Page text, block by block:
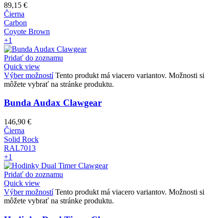
89,15 €
Čierna
Carbon
Coyote Brown
+1
Pridať do zoznamu
Quick view
Výber možností Tento produkt má viacero variantov. Možnosti si
môžete vybrať na stránke produktu.
Bunda Audax Clawgear
146,90 €
Čierna
Solid Rock
RAL7013
+1
Pridať do zoznamu
Quick view
Výber možností Tento produkt má viacero variantov. Možnosti si
môžete vybrať na stránke produktu.